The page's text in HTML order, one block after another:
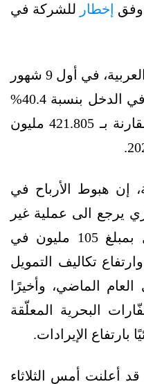
وفق إخطار للشركة في
وكشفت نتائج أعمال الحفر العربية، في أول 9 شهور
من العام الجاري، تراجع صافي الدخل بنسبة 40.4%
إلى 251.246 مليون ريال، مقارنة بـ 421.805 مليون
إن هبوط الأرباح في
يرجع الى عملية غير
نقدية بتخفيض قيمة أصول بمبلغ 105 مليون في
تكاليف التمويل
الماضي، وأخيرًا
البحرية المعلّقة
الإيرادات.
أعلنت أمس الثلاثاء